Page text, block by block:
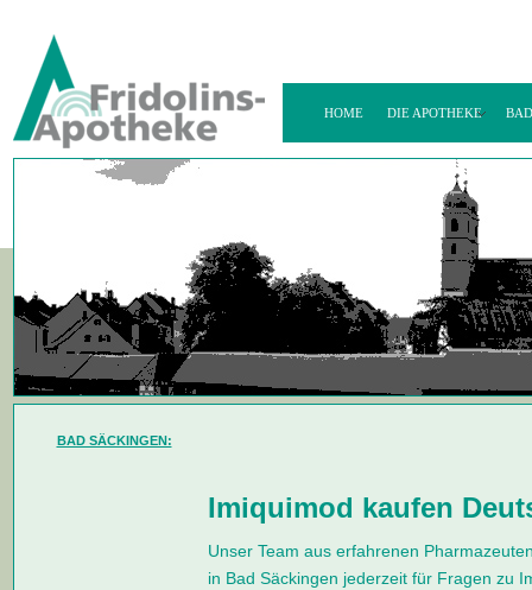
HOME DIE APOTHEKE
BAD SÄCKINGEN:
Imiquimod kaufen
Unser Team aus erfahrenen
in Bad Säckingen jederzeit für Fragen zu